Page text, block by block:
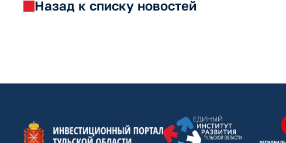
Назад к списку новостей